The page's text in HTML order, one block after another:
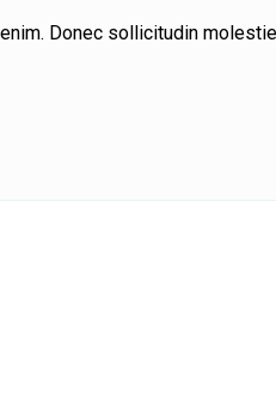
Donec sollicitudin